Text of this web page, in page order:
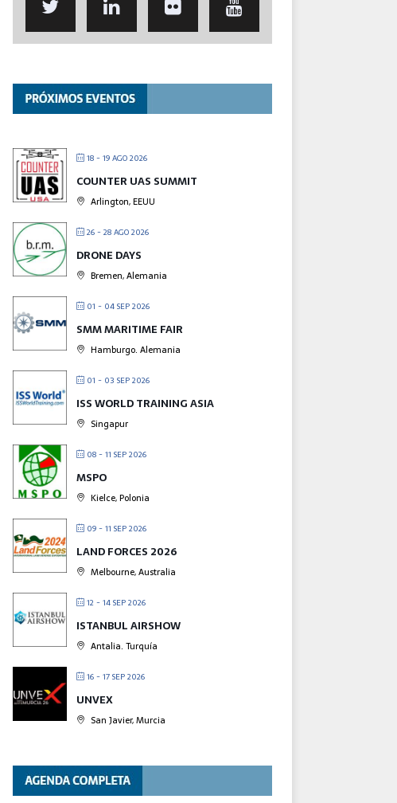
18 - 19 AGO 2026
COUNTER UAS SUMMIT
Arlington, EEUU
26 - 28 AGO 2026
DRONE DAYS
Bremen, Alemania
01 - 04 SEP 2026
SMM MARITIME FAIR
Hamburgo. Alemania
01 - 03 SEP 2026
ISS WORLD TRAINING ASIA
Singapur
08 - 11 SEP 2026
MSPO
Kielce, Polonia
09 - 11 SEP 2026
LAND FORCES 2026
Melbourne, Australia
12 - 14 SEP 2026
ISTANBUL AIRSHOW
Antalia. Turquía
16 - 17 SEP 2026
UNVEX
San Javier, Murcia